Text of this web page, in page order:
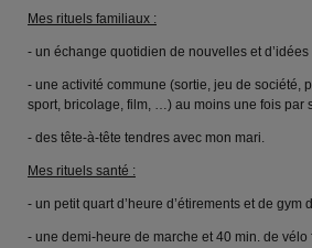
Mes rituels familiaux :
- un échange quotidien de nouvelles et
- une activité commune (sortie, jeu de société,
sport, bricolage, film, …) au moins une fois par
- des tête-à-tête tendres avec mon mari.
Mes rituels santé :
- un petit quart d’heure d’étirements et de gym
- une demi-heure de marche et 40 min. de